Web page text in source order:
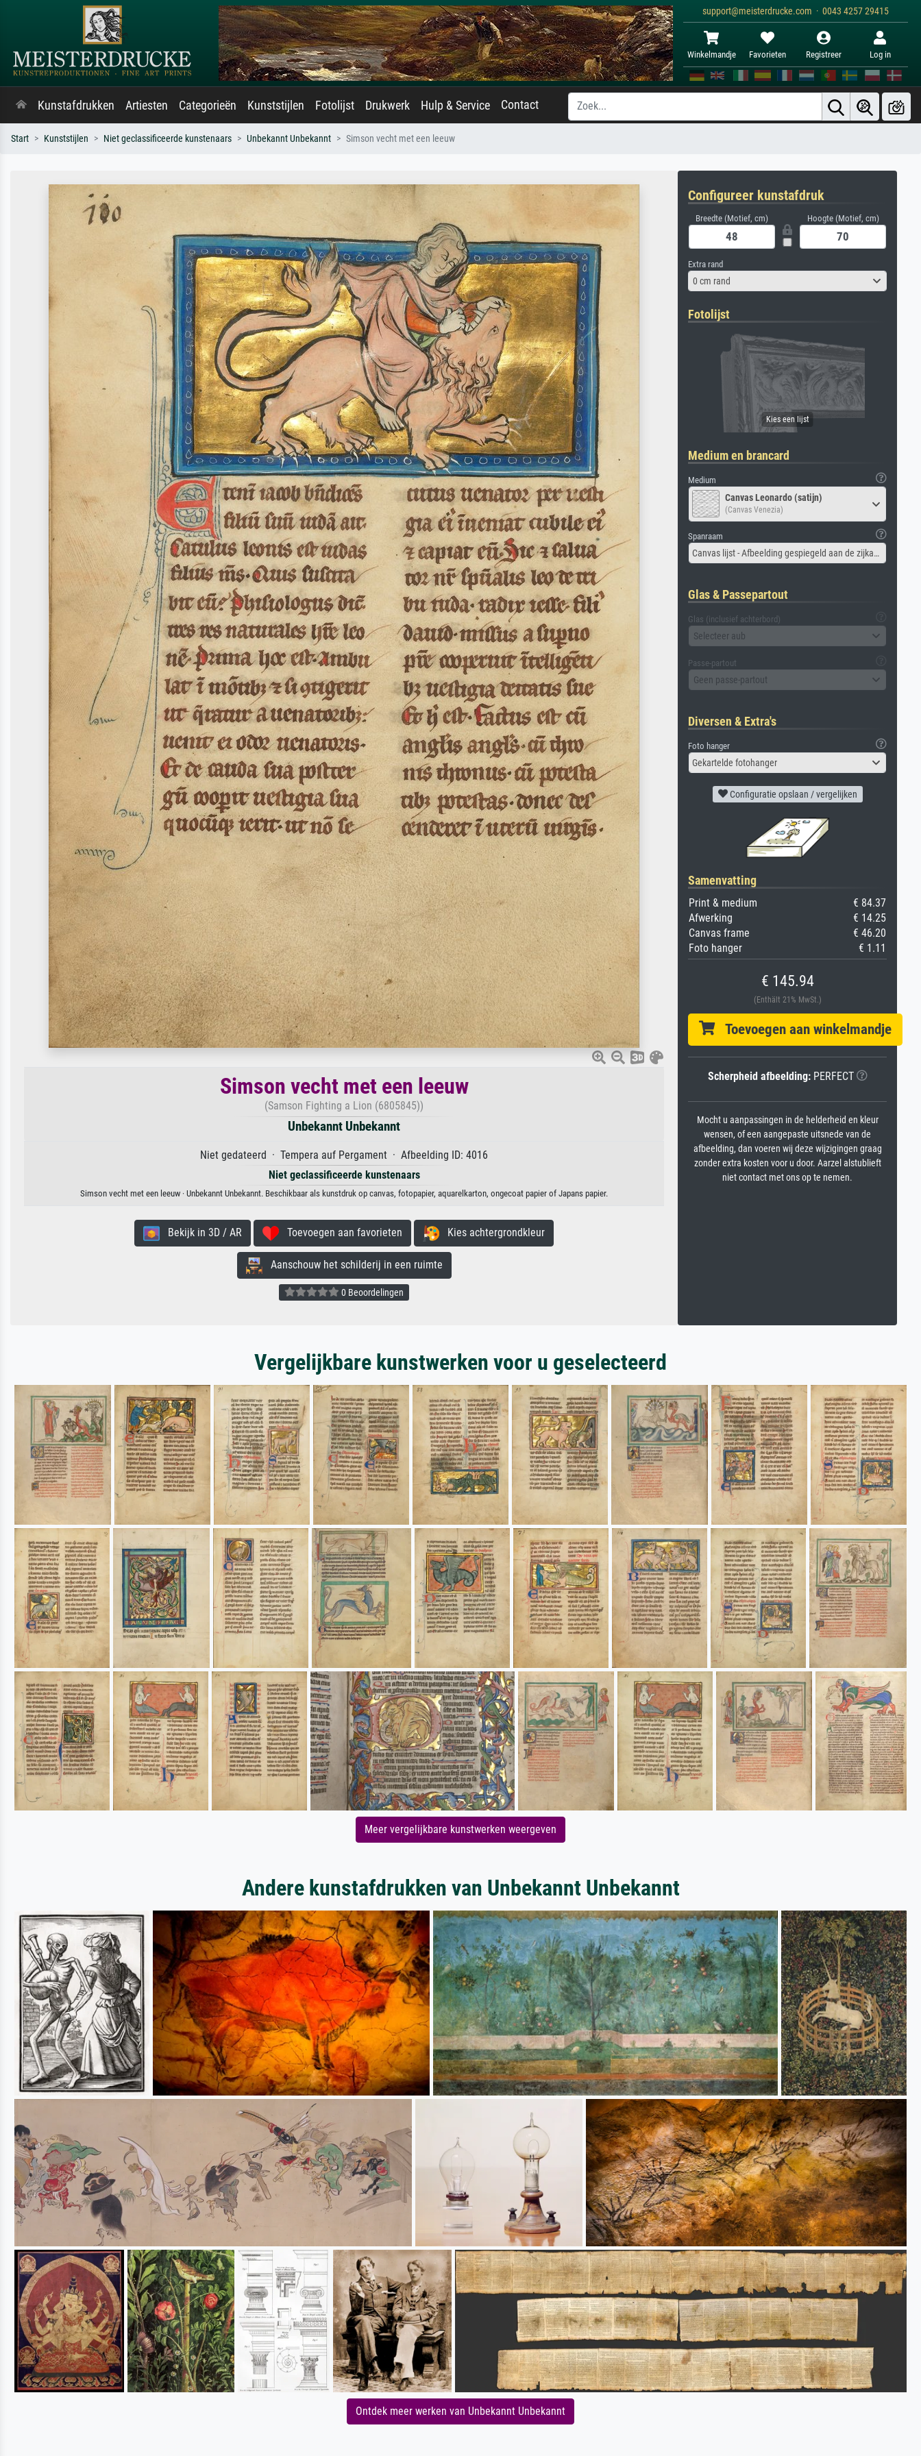
support@meisterdrucke.com · 0043 4257 29415
Winkelmandje Favorieten Registreer Log in
Kunstafdrukken Artiesten Categorieën Kunststijlen Fotolijst Drukwerk Hulp & Service Contact
Start Kunststijlen Niet geclassificeerde kunstenaars Unbekannt Unbekannt Simson vecht met een leeuw
Simson vecht met een leeuw
(Samson Fighting a Lion (6805845))
Unbekannt Unbekannt
Niet gedateerd · Tempera auf Pergament · Afbeelding ID: 4016
Niet geclassificeerde kunstenaars
Simson vecht met een leeuw · Unbekannt Unbekannt. Beschikbaar als kunstdruk op canvas, fotopapier, aquarelkarton, ongecoat papier of Japans papier.
Bekijk in 3D / AR Toevoegen aan favorieten Kies achtergrondkleur
Aanschouw het schilderij in een ruimte
0 Beoordelingen
Configureer kunstafdruk
Breedte (Motief, cm) Hoogte (Motief, cm)
Extra rand
0 cm rand
Fotolijst
Medium en brancard
Medium
Canvas Leonardo (satijn)
(Canvas Venezia)
Spanraam
Canvas lijst - Afbeelding gespiegeld aan de zijkant
Glas & Passepartout
Glas (inclusief achterbord)
Selecteer aub
Passe-partout
Geen passe-partout
Diversen & Extra's
Foto hanger
Gekartelde fotohanger
Configuratie opslaan / vergelijken
Samenvatting
Print & medium
€ 84.37
Afwerking
€ 14.25
Canvas frame
€ 46.20
Foto hanger
€ 1.11
€ 145.94
(Enthält 21% MwSt.)
Toevoegen aan winkelmandje
Scherpheid afbeelding:PERFECT
Mocht u aanpassingen in de helderheid en kleur
wensen, of een aangepaste uitsnede van de
afbeelding, dan voeren wij deze wijzigingen graag
zonder extra kosten voor u door. Aarzel alstublieft
niet contact met ons op te nemen.
Vergelijkbare kunstwerken voor u geselecteerd
Meer vergelijkbare kunstwerken weergeven
Andere kunstafdrukken van Unbekannt Unbekannt
Ontdek meer werken van Unbekannt Unbekannt